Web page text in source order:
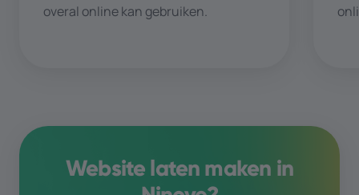
overal online kan gebruiken.
Website laten maken in